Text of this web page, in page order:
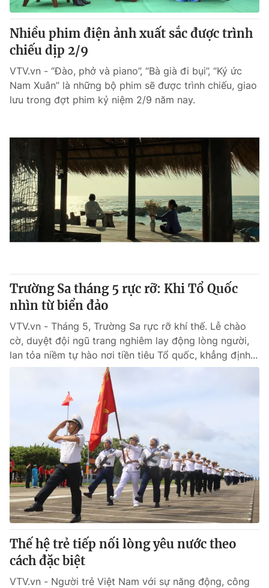
Nhiều phim điện ảnh xuất sắc được trình
chiếu dịp 2/9
VTV.vn - “Đào, phở và piano”, “Bà già đi bụi”, “Ký ức
Nam Xuân” là những bộ phim sẽ được trình chiếu, giao
lưu trong đợt phim kỷ niệm 2/9 năm nay.
Trường Sa tháng 5 rực rỡ: Khi Tổ Quốc
nhìn từ biển đảo
VTV.vn - Tháng 5, Trường Sa rực rỡ khí thế. Lễ chào
cờ, duyệt đội ngũ trang nghiêm lay động lòng người,
lan tỏa niềm tự hào nơi tiền tiêu Tổ quốc, khẳng định...
Thế hệ trẻ tiếp nối lòng yêu nước theo
cách đặc biệt
VTV.vn - Người trẻ Việt Nam với sự năng động, công